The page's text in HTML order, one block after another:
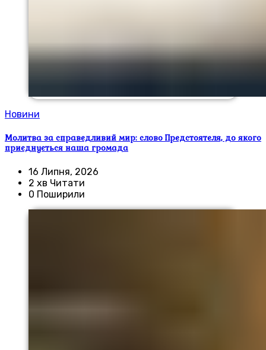
Новини
Молитва за справедливий мир: слово Предстоятеля, до якого
приєднується наша громада
16 Липня, 2026
2 хв Читати
0 Поширили